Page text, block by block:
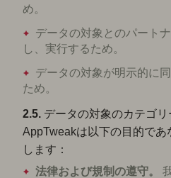
め。
データの対象とのパート
し、実行するため。
データの対象が明示的に
ため。
2.5. データの対象のカテゴリ
AppTweakは以下の目的で
します：
法律および規制の遵守。